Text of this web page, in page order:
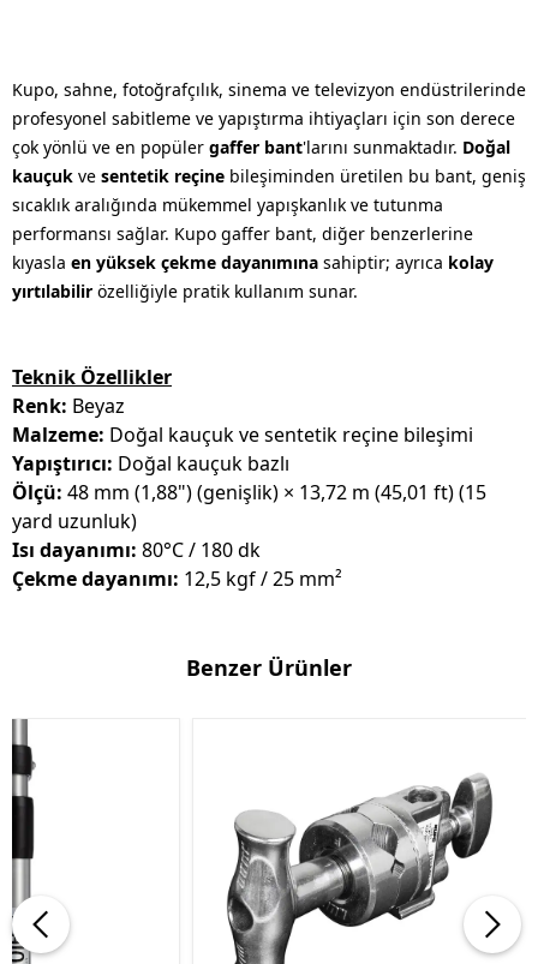
Kupo, sahne, fotoğrafçılık, sinema ve televizyon endüstrilerinde
profesyonel sabitleme ve yapıştırma ihtiyaçları için son derece
çok yönlü ve en popüler gaffer bant'larını sunmaktadır. Doğal
kauçuk ve sentetik reçine bileşiminden üretilen bu bant, geniş
sıcaklık aralığında mükemmel yapışkanlık ve tutunma
performansı sağlar. Kupo gaffer bant, diğer benzerlerine
kıyasla en yüksek çekme dayanımına sahiptir; ayrıca kolay
yırtılabilir özelliğiyle pratik kullanım sunar.
Teknik Özellikler
Renk: Beyaz
Malzeme: Doğal kauçuk ve sentetik reçine bileşimi
Yapıştırıcı: Doğal kauçuk bazlı
Ölçü: 48 mm (1,88") (genişlik) × 13,72 m (45,01 ft) (15
yard uzunluk)
Isı dayanımı: 80°C / 180 dk
Çekme dayanımı: 12,5 kgf / 25 mm²
Benzer Ürünler